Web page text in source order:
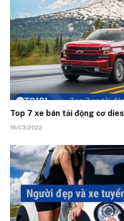
Top 7 xe bán tải động cơ
18/03/2022